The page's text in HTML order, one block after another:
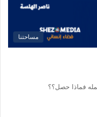
مساحتنا
فماذا حصل؟؟